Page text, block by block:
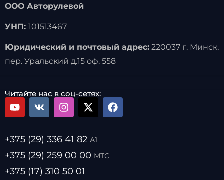
ООО Авторулевой
УНП: 101513467
Юридический и почтовый адрес:220037 г. Минск,
пер. Уральский д.15 оф. 558
Читайте нас в соц-сетях:
+375 (29) 336 41 82 А1
+375 (29) 259 00 00 МТС
+375 (17) 310 50 01